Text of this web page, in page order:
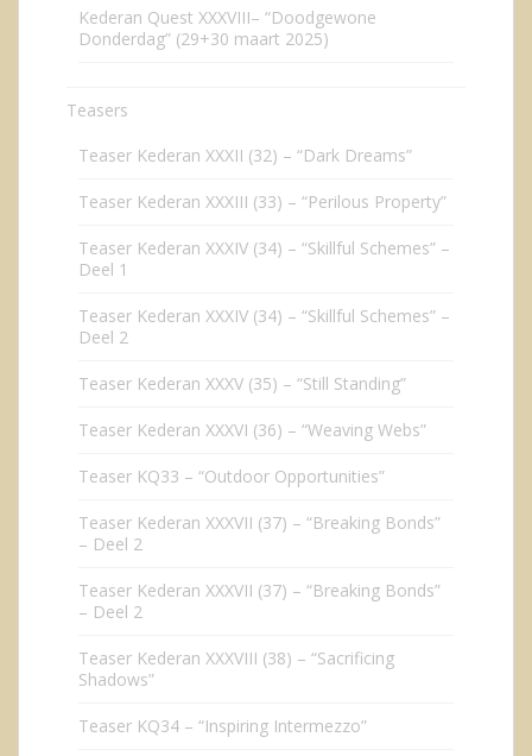
Kederan Quest XXXVIII– “Doodgewone
Donderdag” (29+30 maart 2025)
Teasers
Teaser Kederan XXXII (32) – “Dark Dreams”
Teaser Kederan XXXIII (33) – “Perilous Property”
Teaser Kederan XXXIV (34) – “Skillful Schemes” –
Deel 1
Teaser Kederan XXXIV (34) – “Skillful Schemes” –
Deel 2
Teaser Kederan XXXV (35) – “Still Standing”
Teaser Kederan XXXVI (36) – “Weaving Webs”
Teaser KQ33 – “Outdoor Opportunities”
Teaser Kederan XXXVII (37) – “Breaking Bonds”
– Deel 2
Teaser Kederan XXXVII (37) – “Breaking Bonds”
– Deel 2
Teaser Kederan XXXVIII (38) – “Sacrificing
Shadows”
Teaser KQ34 – “Inspiring Intermezzo”